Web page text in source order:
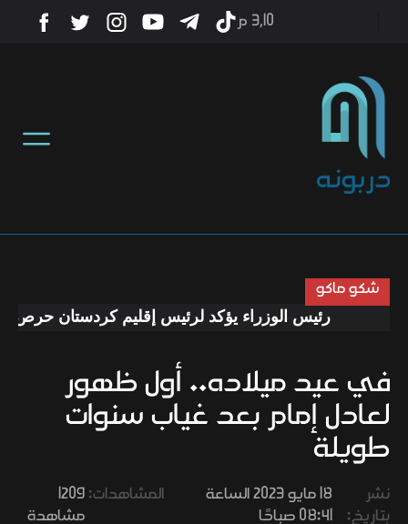
أخبار
رياضة
صحة
ثقافة
وفنون
3٫10 م
شكو ماكو
رئيس الوزراء يؤكد لرئيس إقليم كردستان حرص
في عيد ميلاده.. أول ظهور
لعادل إمام بعد غياب سنوات
طويلة
نشر
بتاريخ:
18 مايو 2023 الساعة
08:41 صباحًا
المشاهدات:1209
مشاهدة